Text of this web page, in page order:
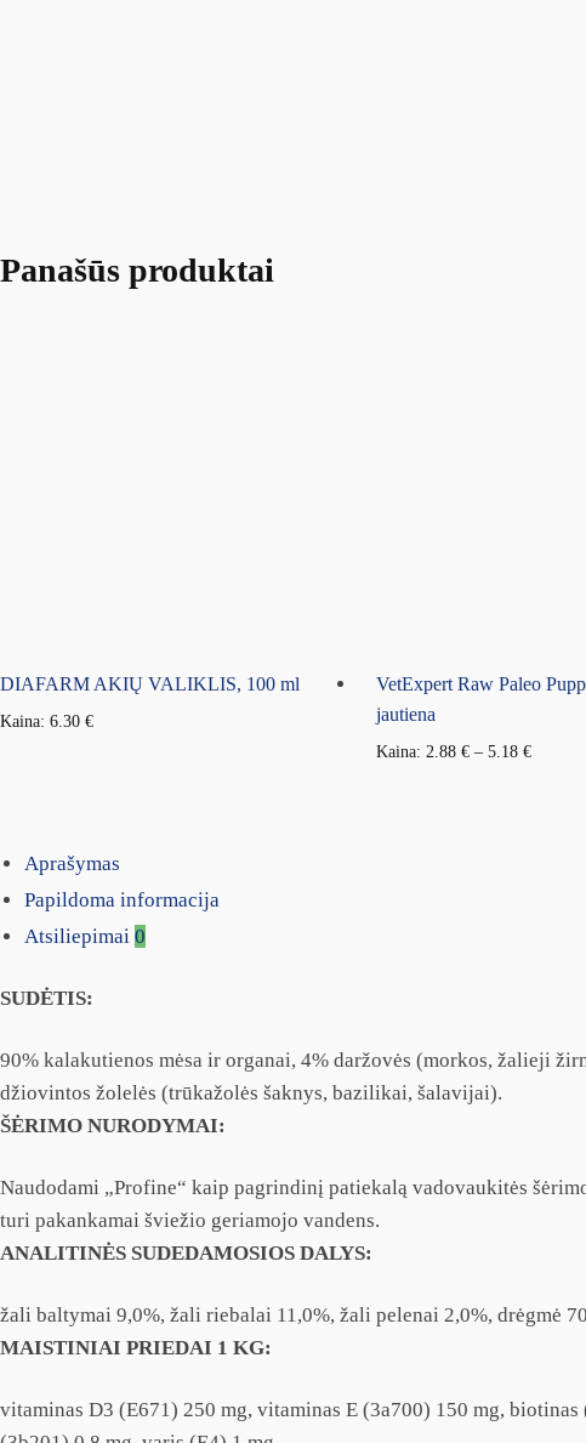
Panašūs produktai
DIAFARM AKIŲ VALIKLIS, 100 ml
Kaina: 6.30 €
VetExpert Raw Paleo
jautiena
Kaina: 2.88 €– 5.18 €
Aprašymas
Papildoma informacija
Atsiliepimai 0
SUDĖTIS:
90% kalakutienos mėsa ir organai, 4% daržovės (morkos, žalieji
džiovintos žolelės (trūkažolės šaknys, bazilikai, šalavijai).
ŠĖRIMO NURODYMAI:
Naudodami „Profine“ kaip pagrindinį patiekalą vadovaukitės
turi pakankamai šviežio geriamojo vandens.
ANALITINĖS SUDEDAMOSIOS DALYS:
žali baltymai 9,0%, žali riebalai 11,0%, žali pelenai 2,0%, drėgmė
MAISTINIAI PRIEDAI 1 KG:
vitaminas D3 (E671) 250 mg, vitaminas E (3a700) 150 mg,